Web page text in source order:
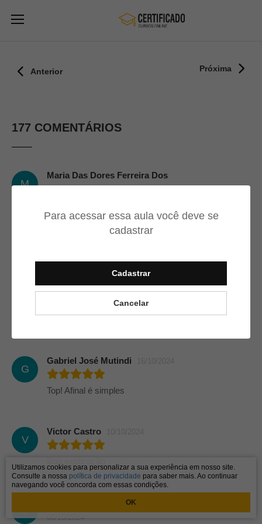
Para acessar essa aula você deve se
cadastrar
Cadastrar
Cancelar
Anterior Próxima
177 COMENTÁRIOS
M
Maria Das Dores Ferreira Dos
Muito bom curso
Fabio Pereira Da Silva 24/02/2025
a cada aula , fico mais
G
Gabriel José Mutindi
Top! Afinal é simples
V
Victor Castro
L
Laiane Angelica Dos Santos
08/10/2024
Utilizamos cookies para personalizar a sua experiência em nosso site.
Consulte a nossa política de privacidade para saber mais. Ao continuar
navegando você concorda com essas condições.
OK